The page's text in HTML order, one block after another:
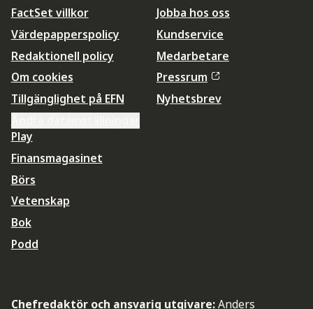
FactSet villkor
Värdepapperspolicy
Redaktionell policy
Om cookies
Tillgänglighet på EFN
Jobba hos oss
Kundservice
Medarbetare
Pressrum
Nyhetsbrev
Play
Finansmagasinet
Börs
Vetenskap
Bok
Podd
Chefredaktör och ansvarig utgivare: Anders